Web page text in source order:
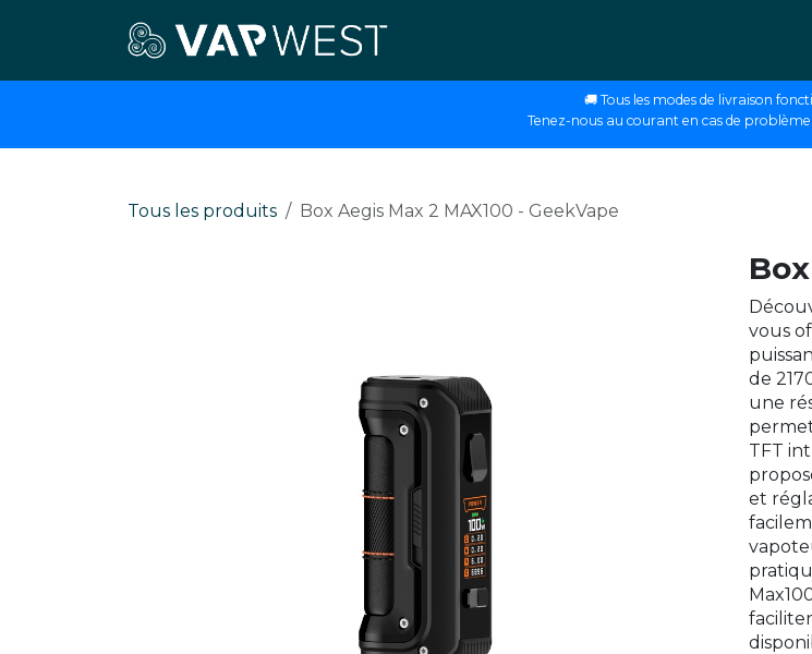
🚚 Tous les modes de livraison
Tenez-nous au courant en cas de problème
Tous les produits Box Aegis Max 2 MAX100 - GeekVape
vous
de
une
TFT
et